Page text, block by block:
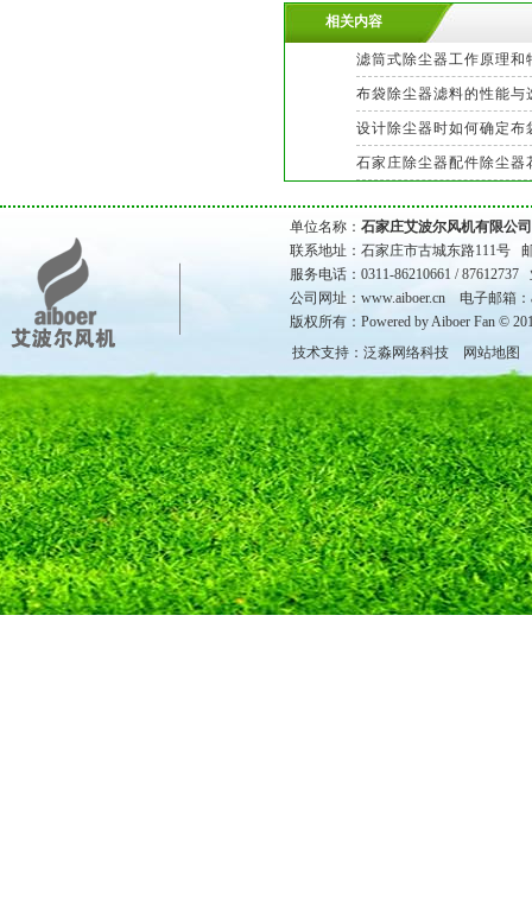
相关内容
滤筒式除尘器工作原理和
布袋除尘器滤料的性能与
设计除尘器时如何确定布
石家庄除尘器配件除尘器
单位名称： 石家庄艾波尔风机有限公司
联系地址：石家庄市古城东路111号
服务电话：0311-86210661 / 87612737
公司网址： www.aiboer.cn 电子邮箱：
版权所有：Powered by Aiboer Fan ©
技术支持：泛淼网络科技
网站地图